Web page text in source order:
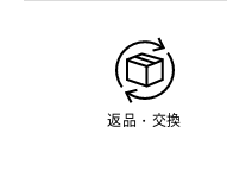
返品・交換